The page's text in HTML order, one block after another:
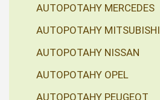
AUTOPOTAHY MERCEDES
AUTOPOTAHY MITSUBISHI
AUTOPOTAHY NISSAN
AUTOPOTAHY OPEL
AUTOPOTAHY PEUGEOT